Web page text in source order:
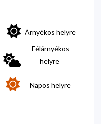
Árnyékos helyre
Félárnyékos
helyre
Napos helyre